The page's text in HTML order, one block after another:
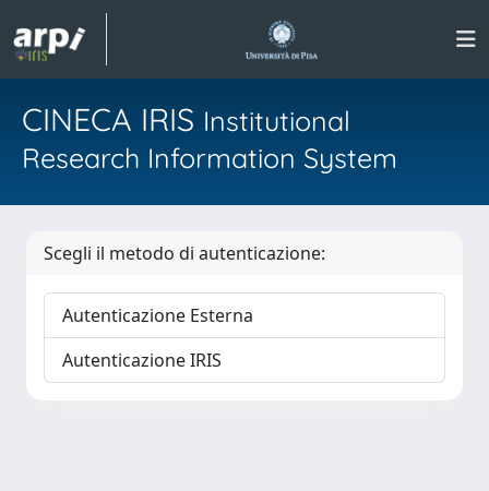
CINECA IRIS Institutional
Research Information System
Scegli il metodo di autenticazione:
Autenticazione Esterna
Autenticazione IRIS